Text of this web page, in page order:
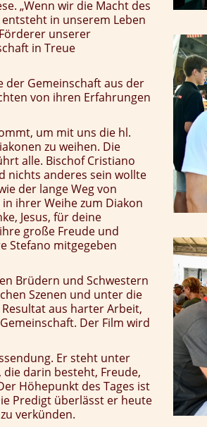
„Wenn wir die Macht des
in unserem Leben
unserer
in Treue
der Gemeinschaft aus der
von ihren Erfahrungen
um mit uns die hl.
zu weihen. Die
alle. Bischof Cristiano
nichts anderes sein wollte
der lange Weg von
ihrer Weihe zum Diakon
Jesus, für deine
große Freude und
Stefano mitgegeben
Brüdern und Schwestern
Szenen und unter die
aus harter Arbeit,
Der Film wird
Er steht unter
darin besteht, Freude,
Höhepunkt des Tages ist
Predigt überlässt er heute
verkünden.